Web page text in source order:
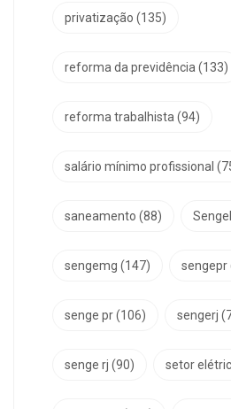
privatização (135)
reforma da previdência(133)
reforma trabalhista(94)
salário mínimo profissional
saneamento (88)
sengemg (147) sengepr
senge pr(106) sengerj
senge rj (90) setor